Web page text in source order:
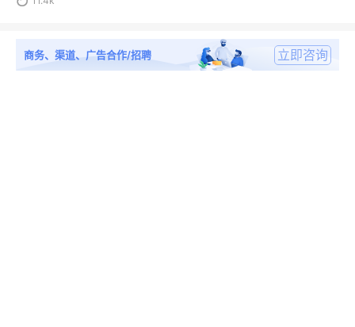
商务、渠道、广告合作/招聘 立即咨询